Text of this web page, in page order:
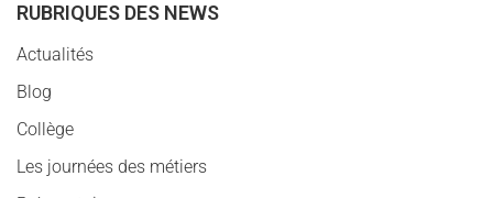
RUBRIQUES DES NEWS
Actualités
Blog
Collège
Les journées des métiers